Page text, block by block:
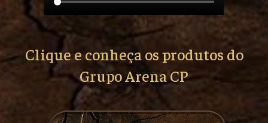
Clique e conheça os produtos do
Grupo Arena CP